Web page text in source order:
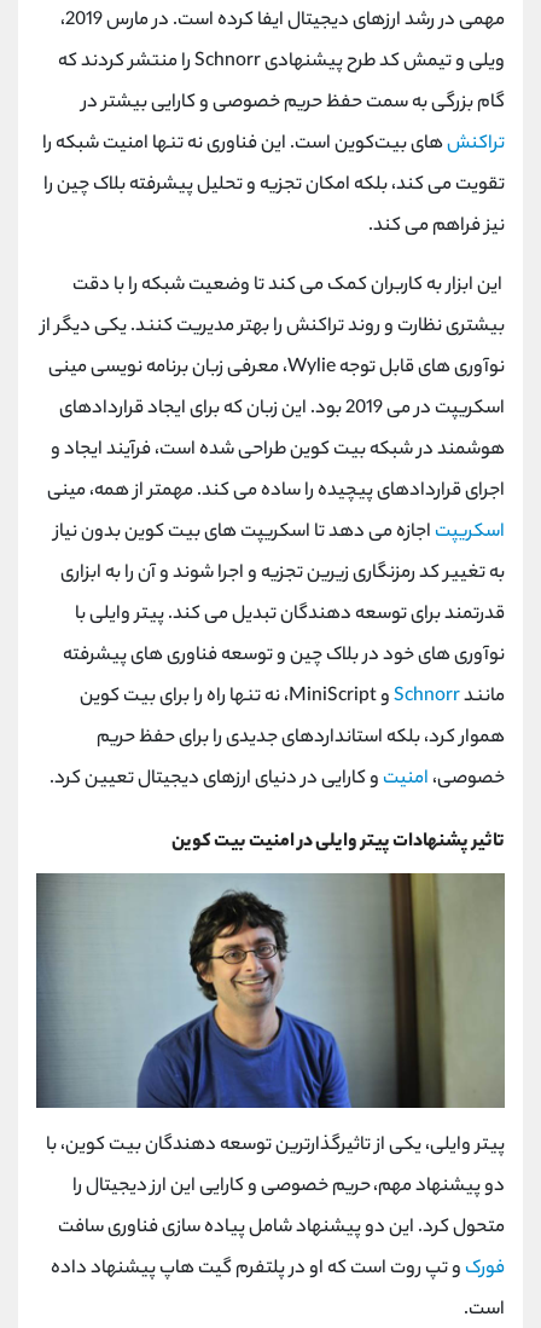
مهمی در رشد ارزهای دیجیتال ایفا کرده است. در مارس 2019،
ویلی و تیمش کد طرح پیشنهادی Schnorr را منتشر کردند که
گام بزرگی به سمت حفظ حریم خصوصی و کارایی بیشتر در
تراکنش‌های بیت‌کوین است. این فناوری نه تنها امنیت شبکه را
تقویت می کند، بلکه امکان تجزیه و تحلیل پیشرفته بلاک چین را
نیز فراهم می کند.
این ابزار به کاربران کمک می کند تا وضعیت شبکه را با دقت
بیشتری نظارت و روند تراکنش را بهتر مدیریت کنند. یکی دیگر از
نوآوری های قابل توجه Wylie، معرفی زبان برنامه نویسی مینی
اسکریپت در می 2019 بود. این زبان که برای ایجاد قراردادهای
هوشمند در شبکه بیت کوین طراحی شده است، فرآیند ایجاد و
اجرای قراردادهای پیچیده را ساده می کند. مهمتر از همه، مینی
اسکریپت اجازه می دهد تا اسکریپت های بیت کوین بدون نیاز
به تغییر کد رمزنگاری زیرین تجزیه و اجرا شوند و آن را به ابزاری
قدرتمند برای توسعه دهندگان تبدیل می کند. پیتر وایلی با
نوآوری های خود در بلاک چین و توسعه فناوری های پیشرفته
مانندSchnorr
و MiniScript، نه تنها راه را برای بیت کوین
هموار کرد، بلکه استانداردهای جدیدی را برای حفظ حریم
خصوصی، امنیت و کارایی در دنیای ارزهای دیجیتال تعیین کرد.
تاثیر پشنهادات پیتر وایلی در امنیت بیت کوین
پیتر وایلی، یکی از تاثیرگذارترین توسعه دهندگان بیت کوین، با
دو پیشنهاد مهم، حریم خصوصی و کارایی این ارز دیجیتال را
متحول کرد. این دو پیشنهاد شامل پیاده سازی فناوری سافت
فورک و تپ روت است که او در پلتفرم گیت هاپ پیشنهاد داده
است.